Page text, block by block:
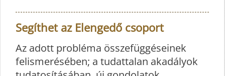
Segíthet az Elengedő csoport
Az adott probléma összefüggéseinek
felismerésében; a tudattalan akadályok